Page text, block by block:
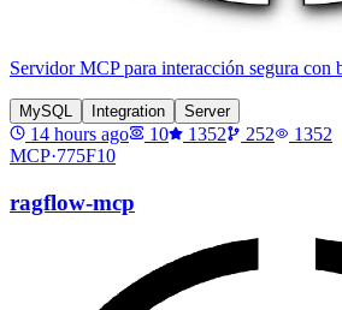
Servidor MCP para interacción segura con
MySQL Integration Server
14 hours ago 10 1352 252
1352
MCP·775F10
ragflow-mcp